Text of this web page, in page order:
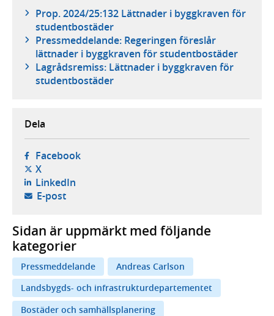
Prop. 2024/25:132 Lättnader i byggkraven för
studentbostäder
Pressmeddelande: Regeringen föreslår
lättnader i byggkraven för studentbostäder
Lagrådsremiss: Lättnader i byggkraven för
studentbostäder
Dela
Facebook- öppnas i ny flik, extern webbplats,
X- öppnas i ny flik, extern webbplats,
LinkedIn- öppnas i ny flik, extern webbplats,
E-post- öppnar din e-postklient,
Sidan är uppmärkt med följande
kategorier
Pressmeddelande
Andreas Carlson
Landsbygds- och infrastrukturdepartementet
Bostäder och samhällsplanering